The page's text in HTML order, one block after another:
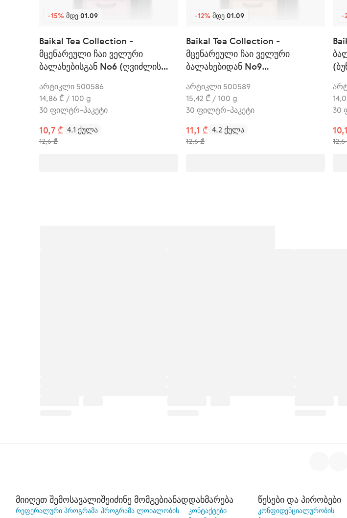
-15% ᲛᲓᲔ 01.09
Baikal Tea Collection -
მცენარეული ჩაი ველური
ბალახებისგან No6 (ღვიძლის
არტიკლი 500586
14,86 ₾ / 100 g
30 ფილტრ-პაკეტი
10,7 ₾
12,6 ₾
4.1 ქულა
-12% ᲛᲓᲔ 01.09
Baikal Tea Collection -
მცენარეული ჩაი ველური
ბალახებიდან No9
არტიკლი 500589
15,42 ₾ / 100 g
30 ფილტრ-პაკეტი
11,1 ₾
12,6 ₾
4.2 ქულა
-
30
მიიღეთ შემოსავალი
რეფერალური პროგრამა
შეიძინე მომგებიანად
პროგრამა ლოიალობის
დახმარება
კონტაქტები
წესები და პირობები
კონფიდენციალურობის